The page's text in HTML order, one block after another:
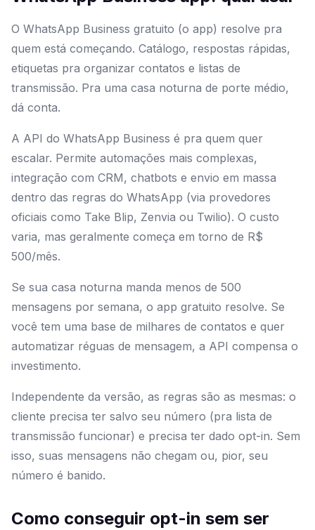
O WhatsApp Business gratuito (o app) resolve pra
quem está começando. Catálogo, respostas rápidas,
etiquetas pra organizar contatos e listas de
transmissão. Pra uma casa noturna de porte médio,
dá conta.
A API do WhatsApp Business é pra quem quer
escalar. Permite automações mais complexas,
integração com CRM, chatbots e envio em massa
dentro das regras do WhatsApp (via provedores
oficiais como Take Blip, Zenvia ou Twilio). O custo
varia, mas geralmente começa em torno de R$
500/mês.
Se sua casa noturna manda menos de 500
mensagens por semana, o app gratuito resolve. Se
você tem uma base de milhares de contatos e quer
automatizar réguas de mensagem, a API compensa o
investimento.
Independente da versão, as regras são as mesmas: o
cliente precisa ter salvo seu número (pra lista de
transmissão funcionar) e precisa ter dado opt-in. Sem
isso, suas mensagens não chegam ou, pior, seu
número é banido.
Como conseguir opt-in sem ser